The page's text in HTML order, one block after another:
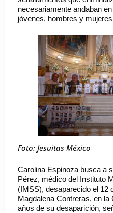
necesariamente andaban
jóvenes, hombres y
Foto: Jesuitas México
Carolina Espinoza busca a
Pérez, médico del Instituto
(IMSS), desaparecido el 12
Magdalena Contreras, en la
años de su desaparición,